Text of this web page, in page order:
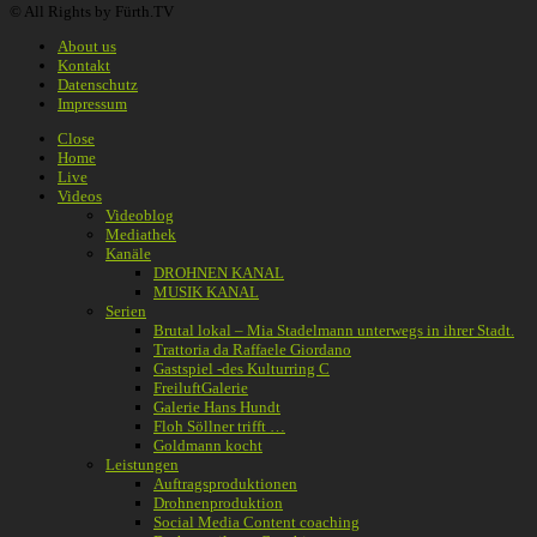
© All Rights by Fürth.TV
About us
Kontakt
Datenschutz
Impressum
Close
Home
Live
Videos
Videoblog
Mediathek
Kanäle
DROHNEN KANAL
MUSIK KANAL
Serien
Brutal lokal – Mia Stadelmann unterwegs in ihrer Stadt.
Trattoria da Raffaele Giordano
Gastspiel -des Kulturring C
FreiluftGalerie
Galerie Hans Hundt
Floh Söllner trifft …
Goldmann kocht
Leistungen
Auftragsproduktionen
Drohnenproduktion
Social Media Content coaching